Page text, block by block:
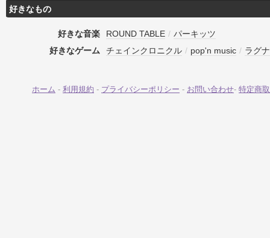
好きなもの
好きな音楽 ROUND TABLE / パーキッツ
好きなゲーム
チェインクロニクル / pop'n music / ラグ
ホーム - 利用規約 - プライバシーポリシー - お問い合わせ- 特定商